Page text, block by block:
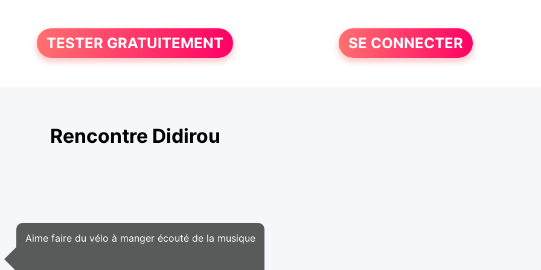
TESTER GRATUITEMENT SE CONNECTER
Rencontre Didirou
Aime faire du vélo à manger écouté de la musique